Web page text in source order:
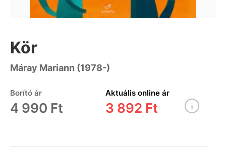
Kör
Máray Mariann (1978-)
Borító ár
4 990 Ft
Aktuális online ár
3 892 Ft